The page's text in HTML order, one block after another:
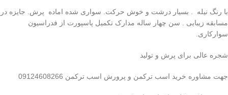
با رنگ نیله . بسیار درشت و خوش حرکت. سواری شده اماده پرش. جایزه در
مسابقه زیبایی . سن چهار ساله مدارک تکمیل پاسپورت از فدراسیون
سوارکاری.
شجره عالی برای پرش و تولید
جهت مشاوره خرید اسب ترکمن و پرورش اسب ترکمن 09124608266